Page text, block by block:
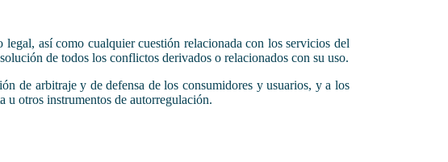
así como cualquier cuestión relacionada con los servicios del
de todos los conflictos derivados o relacionados con su uso.
de arbitraje y de defensa de los consumidores y usuarios, y a los
u otros instrumentos de autorregulación.